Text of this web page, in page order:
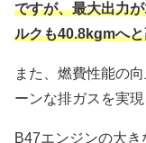
ですが、最大出力
ルクも40.8kgmへ
また、燃費性能の
ーンな排ガスを実現
B47エンジンの大